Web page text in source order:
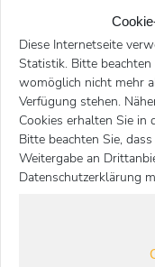
Diese Internetseite
Statistik. Bitte
womöglich nicht mehr
Verfügung stehen.
Cookies erhalten Sie in
Bitte beachten Sie,
Weitergabe an
Datenschutzerklärung